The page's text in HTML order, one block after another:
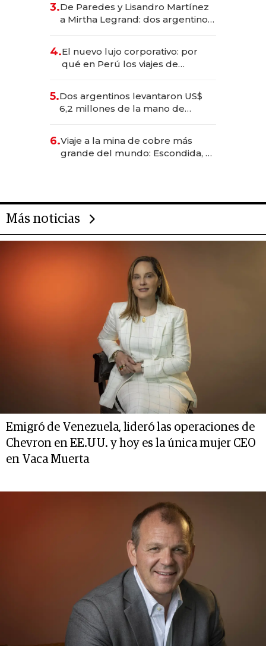
las marcas "fast premium"
3.De Paredes y Lisandro Martínez
a Mirtha Legrand: dos argentinos
4.El nuevo lujo corporativo: por
qué en Perú los viajes de
para convertirse en experiencias
transformadoras
5.Dos argentinos levantaron US$
6,2 millones de la mano de
6.Viaje a la mina de cobre más
grande del mundo: Escondida, el
Más noticias
Emigró de Venezuela, lideró las operaciones de
Chevron en EE.UU. y hoy es la única mujer CEO
en Vaca Muerta